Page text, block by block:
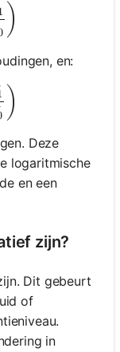
)
en:
)
Deze
logaritmische
en een
zijn?
Dit gebeurt
of
in